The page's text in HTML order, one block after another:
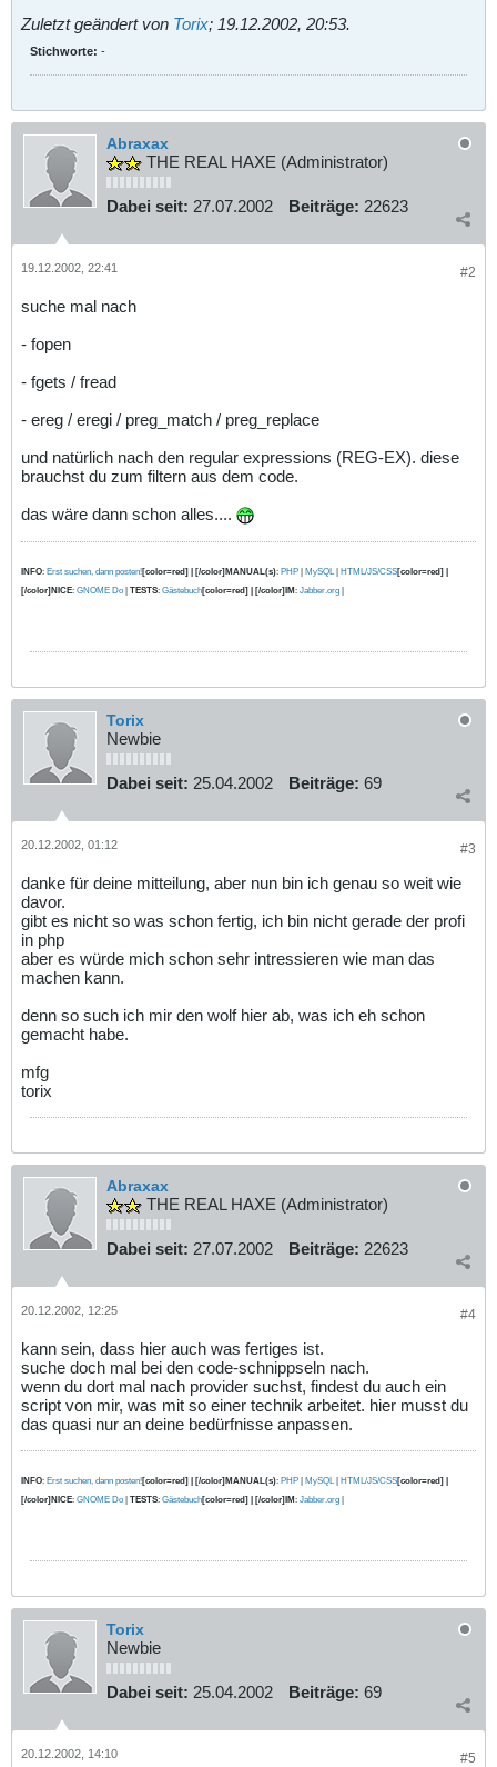
Zuletzt geändert von Torix; 19.12.2002, 20:53.
Stichworte: -
Abraxax
THE REAL HAXE (Administrator)
Dabei seit: 27.07.2002 Beiträge: 22623
#2
19.12.2002, 22:41
suche mal nach
- fopen
- fgets / fread
- ereg / eregi / preg_match / preg_replace
und natürlich nach den regular expressions (REG-EX). diese
brauchst du zum filtern aus dem code.
das wäre dann schon alles....
INFO: Erst suchen, dann posten![color=red] | [/color]MANUAL(s): PHP | MySQL | HTML/JS/CSS[color=red] |
[/color]NICE: GNOME Do | TESTS: Gästebuch[color=red] | [/color]IM: Jabber.org |
Torix
Newbie
Dabei seit: 25.04.2002 Beiträge: 69
#3
20.12.2002, 01:12
danke für deine mitteilung, aber nun bin ich genau so weit wie
davor.
gibt es nicht so was schon fertig, ich bin nicht gerade der profi
in php
aber es würde mich schon sehr intressieren wie man das
machen kann.
denn so such ich mir den wolf hier ab, was ich eh schon
gemacht habe.
mfg
torix
Abraxax
THE REAL HAXE (Administrator)
Dabei seit: 27.07.2002 Beiträge: 22623
#4
20.12.2002, 12:25
kann sein, dass hier auch was fertiges ist.
suche doch mal bei den code-schnippseln nach.
wenn du dort mal nach provider suchst, findest du auch ein
script von mir, was mit so einer technik arbeitet. hier musst du
das quasi nur an deine bedürfnisse anpassen.
INFO: Erst suchen, dann posten![color=red] | [/color]MANUAL(s): PHP | MySQL | HTML/JS/CSS[color=red] |
[/color]NICE: GNOME Do | TESTS: Gästebuch[color=red] | [/color]IM: Jabber.org |
Torix
Newbie
Dabei seit: 25.04.2002 Beiträge: 69
#5
20.12.2002, 14:10